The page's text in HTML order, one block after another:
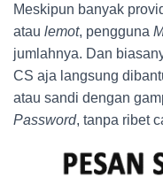
Meskipun banyak
atau lemot, pengguna
jumlahnya. Dan
CS aja langsung
atau sandi dengan
Password, tanpa ribet